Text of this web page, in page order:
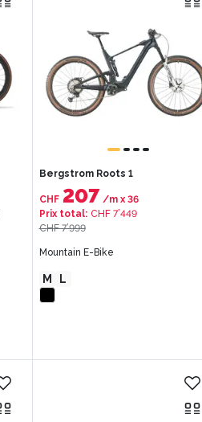
Bergstrom Roots 1
CHF 207 /mx 36
Prix total: CHF 7’449
CHF 7’999
Mountain E-Bike
M L